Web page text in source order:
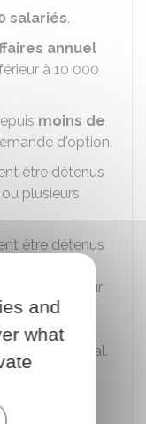
salariés.
annuel
à 10 000
moins de
d'option.
être détenus
plusieurs
être détenus
directeur
de
ou
leur foyer fiscal.
and
what